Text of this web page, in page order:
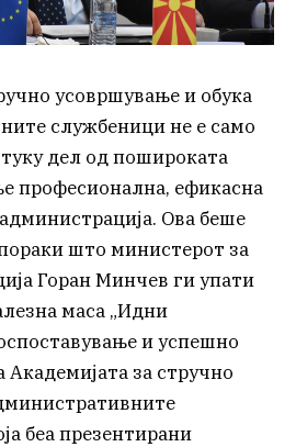
усовршување и обука
службеници не е само
дел од пошироката
професионална, ефикасна
Ова беше
што министерот за
Горан Минчев ги упати
маса „Идни
и успешно
за стручно
беа презентирани